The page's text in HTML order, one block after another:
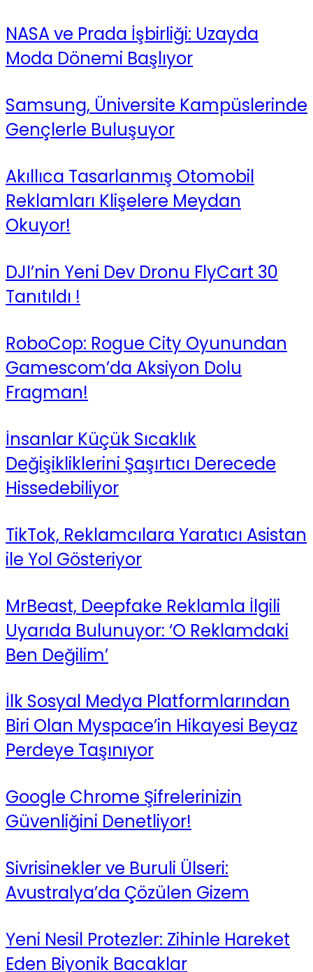
NASA ve Prada İşbirliği: Uzayda
Moda Dönemi Başlıyor
Samsung, Üniversite Kampüslerinde
Gençlerle Buluşuyor
Akıllıca Tasarlanmış Otomobil
Reklamları Klişelere Meydan
Okuyor!
DJI’nin Yeni Dev Dronu FlyCart 30
Tanıtıldı !
RoboCop: Rogue City Oyunundan
Gamescom’da Aksiyon Dolu
Fragman!
İnsanlar Küçük Sıcaklık
Değişikliklerini Şaşırtıcı Derecede
Hissedebiliyor
TikTok, Reklamcılara Yaratıcı Asistan
ile Yol Gösteriyor
MrBeast, Deepfake Reklamla İlgili
Uyarıda Bulunuyor: ‘O Reklamdaki
Ben Değilim’
İlk Sosyal Medya Platformlarından
Biri Olan Myspace’in Hikayesi Beyaz
Perdeye Taşınıyor
Google Chrome Şifrelerinizin
Güvenliğini Denetliyor!
Sivrisinekler ve Buruli Ülseri:
Avustralya’da Çözülen Gizem
Yeni Nesil Protezler: Zihinle Hareket
Eden Biyonik Bacaklar